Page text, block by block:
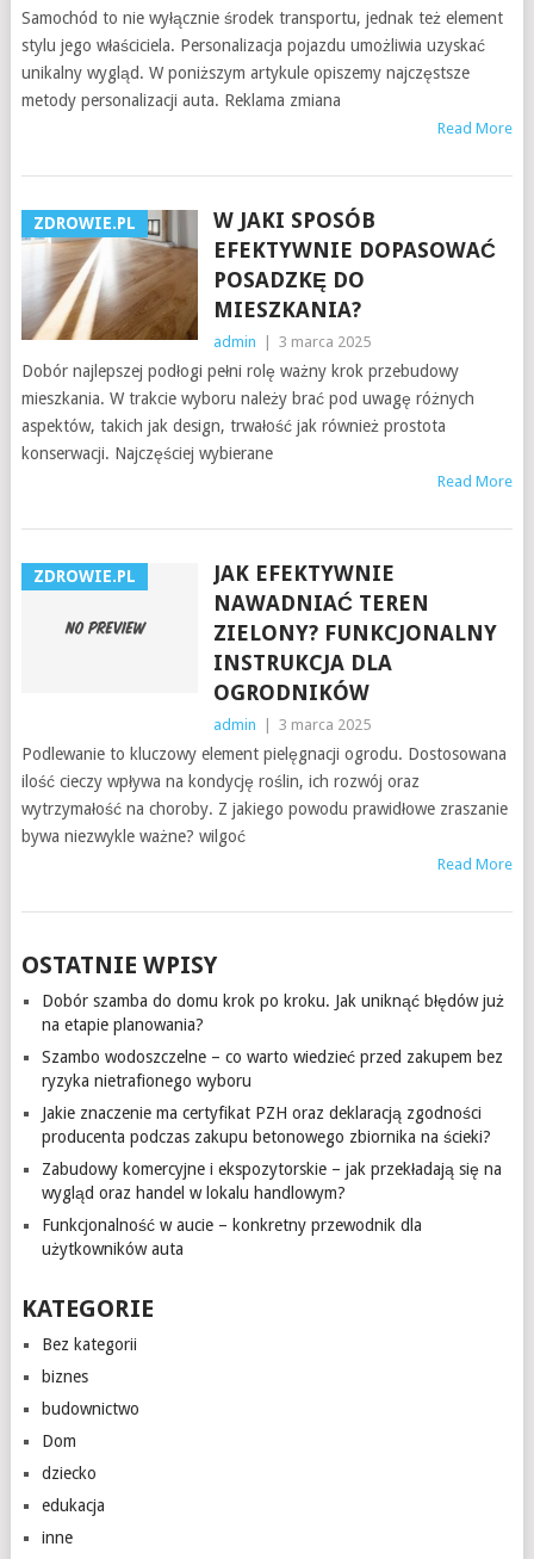
Samochód to nie wyłącznie środek transportu, jednak też element
stylu jego właściciela. Personalizacja pojazdu umożliwia uzyskać
unikalny wygląd. W poniższym artykule opiszemy najczęstsze
metody personalizacji auta. Reklama zmiana
Read More
ZDROWIE.PL
W JAKI SPOSÓB
EFEKTYWNIE DOPASOWAĆ
POSADZKĘ DO
MIESZKANIA?
admin 3 marca 2025
Dobór najlepszej podłogi pełni rolę ważny krok przebudowy
mieszkania. W trakcie wyboru należy brać pod uwagę różnych
aspektów, takich jak design, trwałość jak również prostota
konserwacji. Najczęściej wybierane
Read More
ZDROWIE.PL
JAK EFEKTYWNIE
NAWADNIAĆ TEREN
ZIELONY? FUNKCJONALNY
INSTRUKCJA DLA
OGRODNIKÓW
admin 3 marca 2025
Podlewanie to kluczowy element pielęgnacji ogrodu. Dostosowana
ilość cieczy wpływa na kondycję roślin, ich rozwój oraz
wytrzymałość na choroby. Z jakiego powodu prawidłowe zraszanie
bywa niezwykle ważne? wilgoć
Read More
OSTATNIE WPISY
Dobór szamba do domu krok po kroku. Jak uniknąć błędów już
na etapie planowania?
Szambo wodoszczelne – co warto wiedzieć przed zakupem bez
ryzyka nietrafionego wyboru
Jakie znaczenie ma certyfikat PZH oraz deklaracją zgodności
producenta podczas zakupu betonowego zbiornika na ścieki?
Zabudowy komercyjne i ekspozytorskie – jak przekładają się na
wygląd oraz handel w lokalu handlowym?
Funkcjonalność w aucie – konkretny przewodnik dla
użytkowników auta
KATEGORIE
Bez kategorii
biznes
budownictwo
Dom
dziecko
edukacja
inne